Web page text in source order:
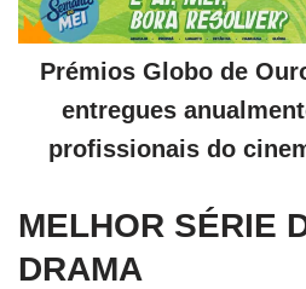
Prémios Globo de
entregues
profissionais do
MELHOR SÉRIE
DRAMA